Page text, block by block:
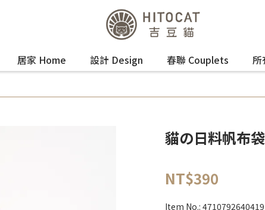
居家 Home 設計 Design 春聯 Couplets 所
貓の日料帆布
NT$390
Item No.: 4710792640419